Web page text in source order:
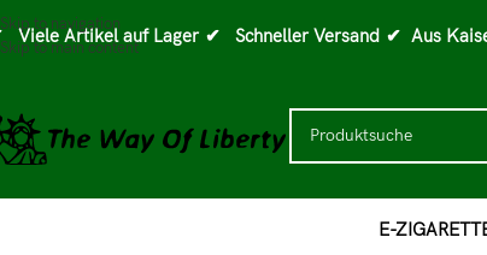
Skip to navigation
Skip to main content
Viele Artikel auf Lager ✔ Schneller Versand ✔ Aus
E-